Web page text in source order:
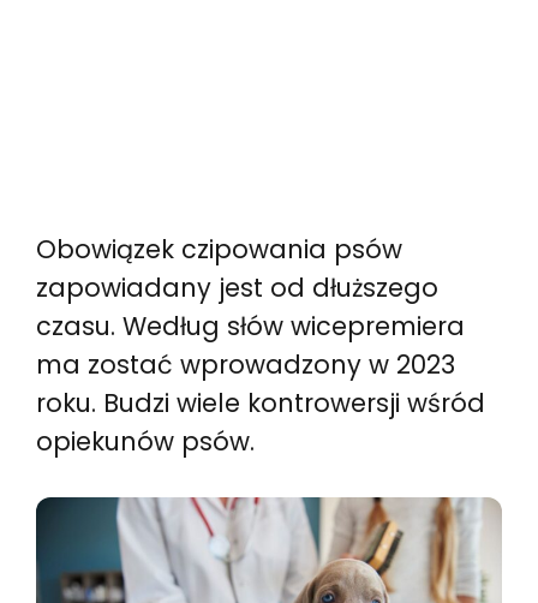
Obowiązek czipowania psów
zapowiadany jest od dłuższego
czasu. Według słów wicepremiera
ma zostać wprowadzony w 2023
roku. Budzi wiele kontrowersji wśród
opiekunów psów.